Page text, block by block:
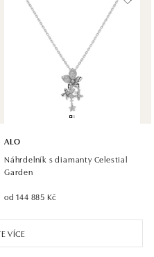
Praha 4 - Chodov
4 - Chodov
802 800
VÍCE
ALO
Náhrdelník s diamanty Celestial
Garden
od 144 885 Kč